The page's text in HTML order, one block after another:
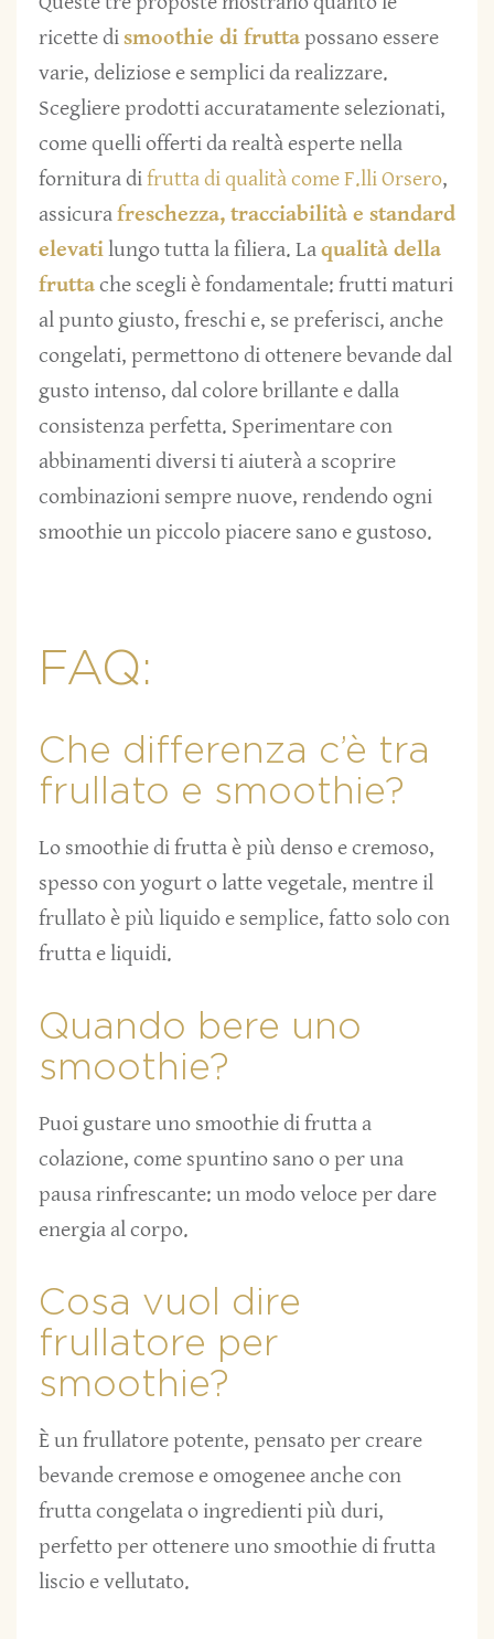
ricette dismoothie di fruttapossano essere
varie, deliziose e semplici da realizzare.
Scegliere prodotti accuratamente selezionati,
come quelli offerti da realtà esperte nella
fornitura difrutta di qualità come F.lli Orsero,
assicurafreschezza, tracciabilità e standard
elevatilungo tutta la filiera. Laqualità della
fruttache scegli è fondamentale: frutti maturi
al punto giusto, freschi e, se preferisci, anche
congelati, permettono di ottenere bevande dal
gusto intenso, dal colore brillante e dalla
consistenza perfetta. Sperimentare con
abbinamenti diversi ti aiuterà a scoprire
combinazioni sempre nuove, rendendo ogni
smoothie un piccolo piacere sano e gustoso.
FAQ:
Che differenza c’è tra
frullato e smoothie?
Lo smoothie di frutta è più denso e cremoso,
spesso con yogurt o latte vegetale, mentre il
frullato è più liquido e semplice, fatto solo con
frutta e liquidi.
Quando bere uno
smoothie?
Puoi gustare uno smoothie di frutta a
colazione, come spuntino sano o per una
pausa rinfrescante: un modo veloce per dare
energia al corpo.
Cosa vuol dire
frullatore per
smoothie?
È un frullatore potente, pensato per creare
bevande cremose e omogenee anche con
frutta congelata o ingredienti più duri,
perfetto per ottenere uno smoothie di frutta
liscio e vellutato.